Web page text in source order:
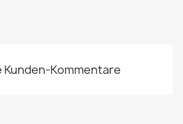
Kunden-Kommentare